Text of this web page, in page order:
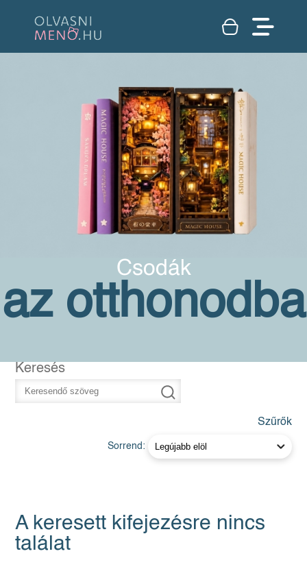
Csodák
az otthonodba
Keresés
Szűrők
Sorrend:
A keresett kifejezésre nincs
találat